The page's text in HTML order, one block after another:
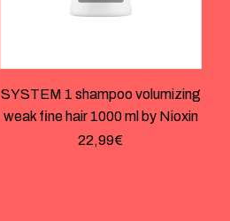
SYSTEM 1 shampoo volumizing
weak fine hair 1000 ml by Nioxin
22,99€